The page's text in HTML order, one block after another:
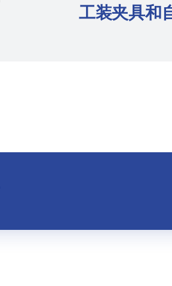
工装夹具和